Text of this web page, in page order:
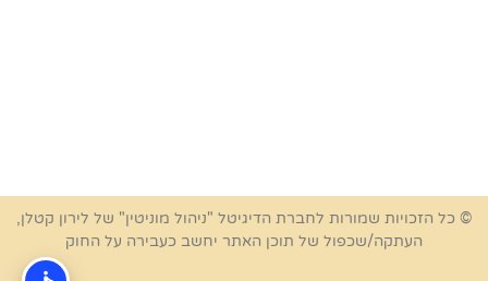
© כל הזכויות שמורות לחברת הדיגיטל "ניהול מוניטין" של לירון קטלן,
העתקה/שכפול של תוכן האתר יחשב כעבירה על החוק